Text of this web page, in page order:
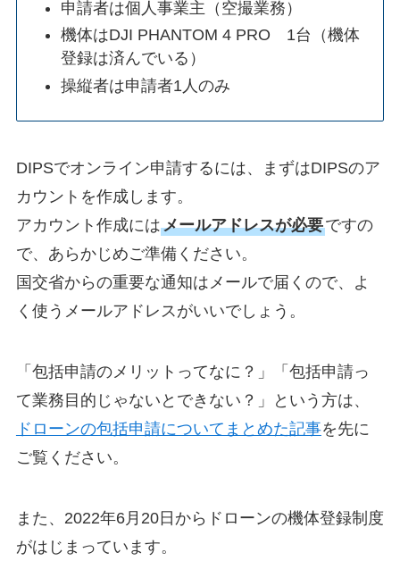
申請者は個人事業主（空撮業務）
機体はDJI PHANTOM 4 PRO 1台（機体
登録は済んでいる）
操縦者は申請者1人のみ
DIPSでオンライン申請するには、まずはDIPSのア
カウントを作成します。
アカウント作成にはメールアドレスが必要ですの
で、あらかじめご準備ください。
国交省からの重要な通知はメールで届くので、よ
く使うメールアドレスがいいでしょう。
「包括申請のメリットってなに？」「包括申請っ
て業務目的じゃないとできない？」という方は、
ドローンの包括申請についてまとめた記事を先に
ご覧ください。
また、2022年6月20日からドローンの機体登録制度
がはじまっています。